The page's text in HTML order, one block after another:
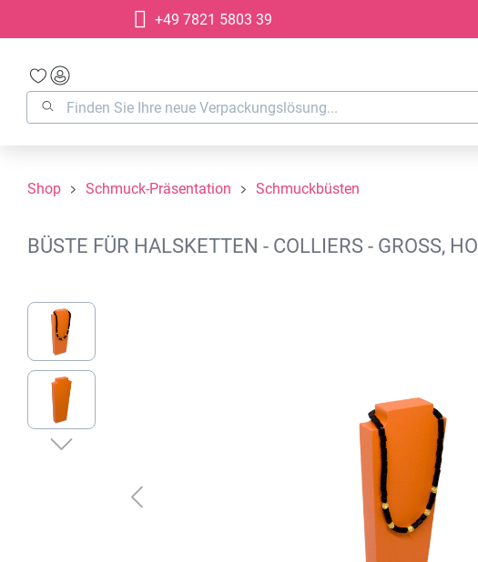
Zur Hauptnavigation springen
+49 7821 5803 39
Shop Schmuck-Präsentation Schmuckbüsten
BÜSTE FÜR HALSKETTEN - COLLIERS - GROSS,
Bildergalerie überspringen